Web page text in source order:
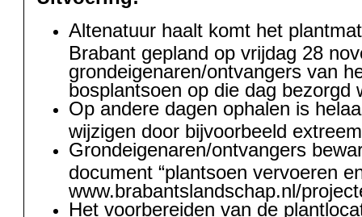
Altenatuur haalt komt het
Brabant gepland op vrijdag 28
grondeigenaren/ontvangers van
bosplantsoen op die dag bezorgd
Op andere dagen ophalen is
wijzigen door bijvoorbeeld
Grondeigenaren/ontvangers
document “plantsoen vervoeren
www.brabantslandschap.nl/
Het voorbereiden van de